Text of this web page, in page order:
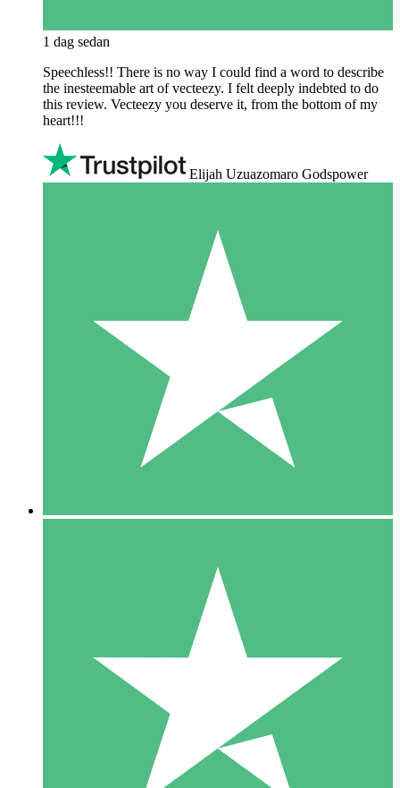
1 dag sedan
Speechless!! There is no way I could find a word to describe
the inesteemable art of vecteezy. I felt deeply indebted to do
this review. Vecteezy you deserve it, from the bottom of my
heart!!!
Elijah Uzuazomaro Godspower